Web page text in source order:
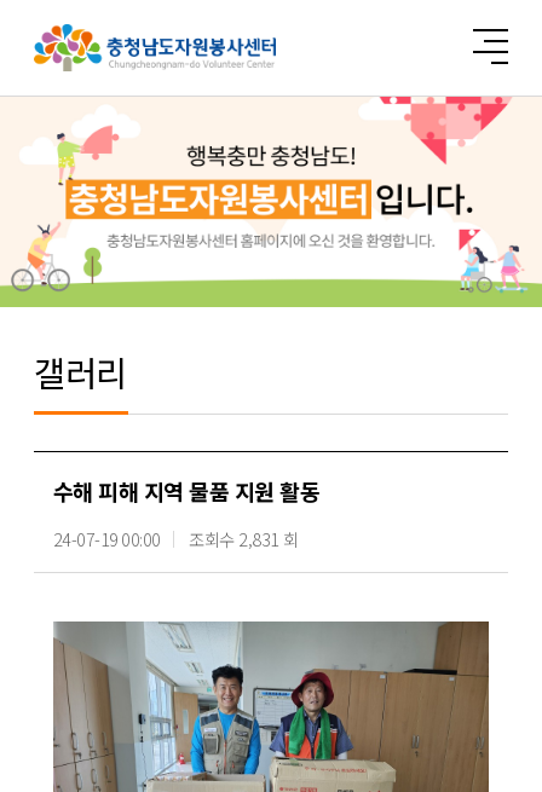
갤러리
수해 피해 지역 물품 지원 활동
24-07-19 00:00 조회수 2,831 회